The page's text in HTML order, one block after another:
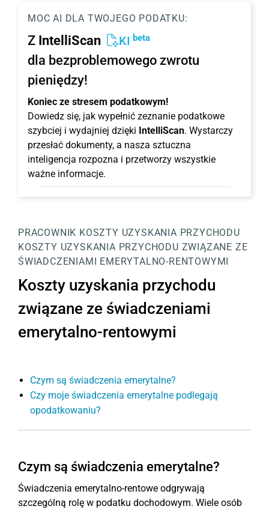
MOC AI DLA TWOJEGO PODATKU:
Z IntelliScan KI beta
dla bezproblemowego zwrotu
pieniędzy!
Koniec ze stresem podatkowym!
Dowiedz się, jak wypełnić zeznanie podatkowe
szybciej i wydajniej dzięki IntelliScan. Wystarczy
przesłać dokumenty, a nasza sztuczna
inteligencja rozpozna i przetworzy wszystkie
ważne informacje.
PRACOWNIK KOSZTY UZYSKANIA PRZYCHODU
KOSZTY UZYSKANIA PRZYCHODU ZWIĄZANE ZE
ŚWIADCZENIAMI EMERYTALNO-RENTOWYMI
Koszty uzyskania przychodu
związane ze świadczeniami
emerytalno-rentowymi
Czym są świadczenia emerytalne?
Czy moje świadczenia emerytalne podlegają
opodatkowaniu?
Czym są świadczenia emerytalne?
Świadczenia emerytalno-rentowe odgrywają
szczególną rolę w podatku dochodowym. Wiele osób